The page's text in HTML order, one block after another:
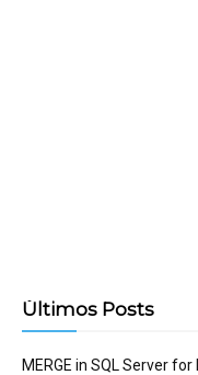
Últimos Posts
MERGE in SQL Server